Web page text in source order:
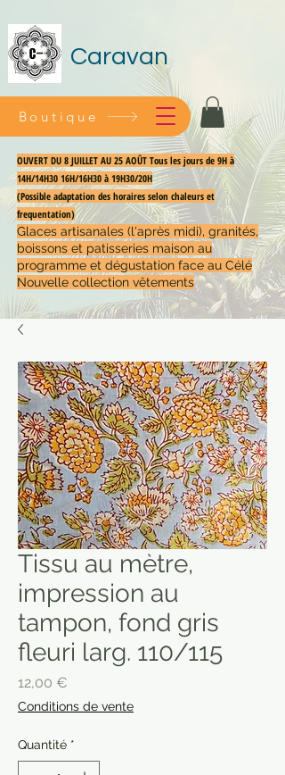
Caravan
OUVERT DU 8 JUILLET AU 25 AOÛT Tous les jours de 9H à
14H/14H30 16H/16H30 à 19H30/20H
(Possible adaptation des horaires selon chaleurs et
frequentation)
Glaces artisanales (l'après midi), granités,
boissons et patisseries maison au
programme et dégustation face au Célé
Nouvelle collection vêtements
Boutique
Tissu au mètre,
impression au
tampon, fond gris
fleuri larg. 110/115
12,00 €
Conditions de vente
Quantité *